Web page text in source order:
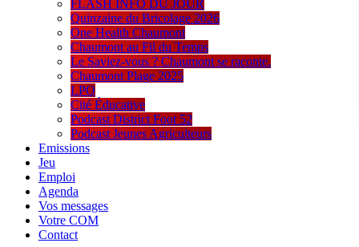
FLASH INFO DU JOUR
Quinzaine du Bricolage 2026
One Health Chaumont
Chaumont au Fil du Temps
Le Saviez-vous ? Chaumont se raconte.
Chaumont Plage 2025
LPO
Cité Éducative
Podcast District Foot 52
Podcast Jeunes Agriculteurs
Emissions
Jeu
Emploi
Agenda
Vos messages
Votre COM
Contact